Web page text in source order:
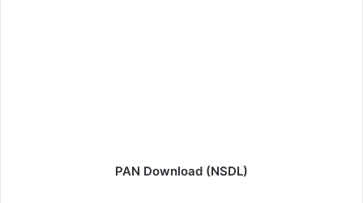
PAN Download (NSDL)